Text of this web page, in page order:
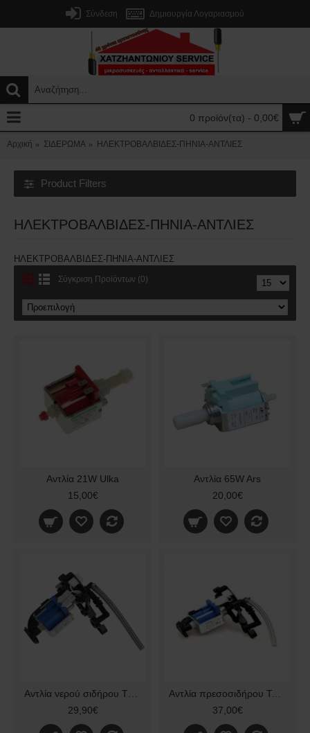
Σύνδεση Δημιουργία Λογαριασμού
0 προϊόν(τα) - 0,00€
Αρχική ΣΙΔΕΡΩΜΑ ΗΛΕΚΤΡΟΒΑΛΒΙΔΕΣ-ΠΗΝΙΑ-ΑΝΤΛΙΕΣ
Product Filters
ΗΛΕΚΤΡΟΒΑΛΒΙΔΕΣ-ΠΗΝΙΑ-ΑΝΤΛΙΕΣ
ΗΛΕΚΤΡΟΒΑΛΒΙΔΕΣ-ΠΗΝΙΑ-ΑΝΤΛΙΕΣ
Σύγκριση Προϊόντων (0)
Αντλία 21W Ulka
15,00€
Αντλία 65W Ars
20,00€
29,90€
Αντλία πρεσοσιδήρου Tefal GV8980-81
37,00€